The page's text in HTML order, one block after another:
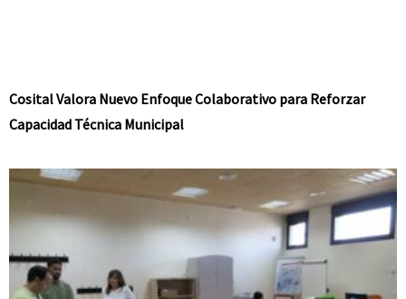
Cosital Valora Nuevo Enfoque Colaborativo para Reforzar
Capacidad Técnica Municipal